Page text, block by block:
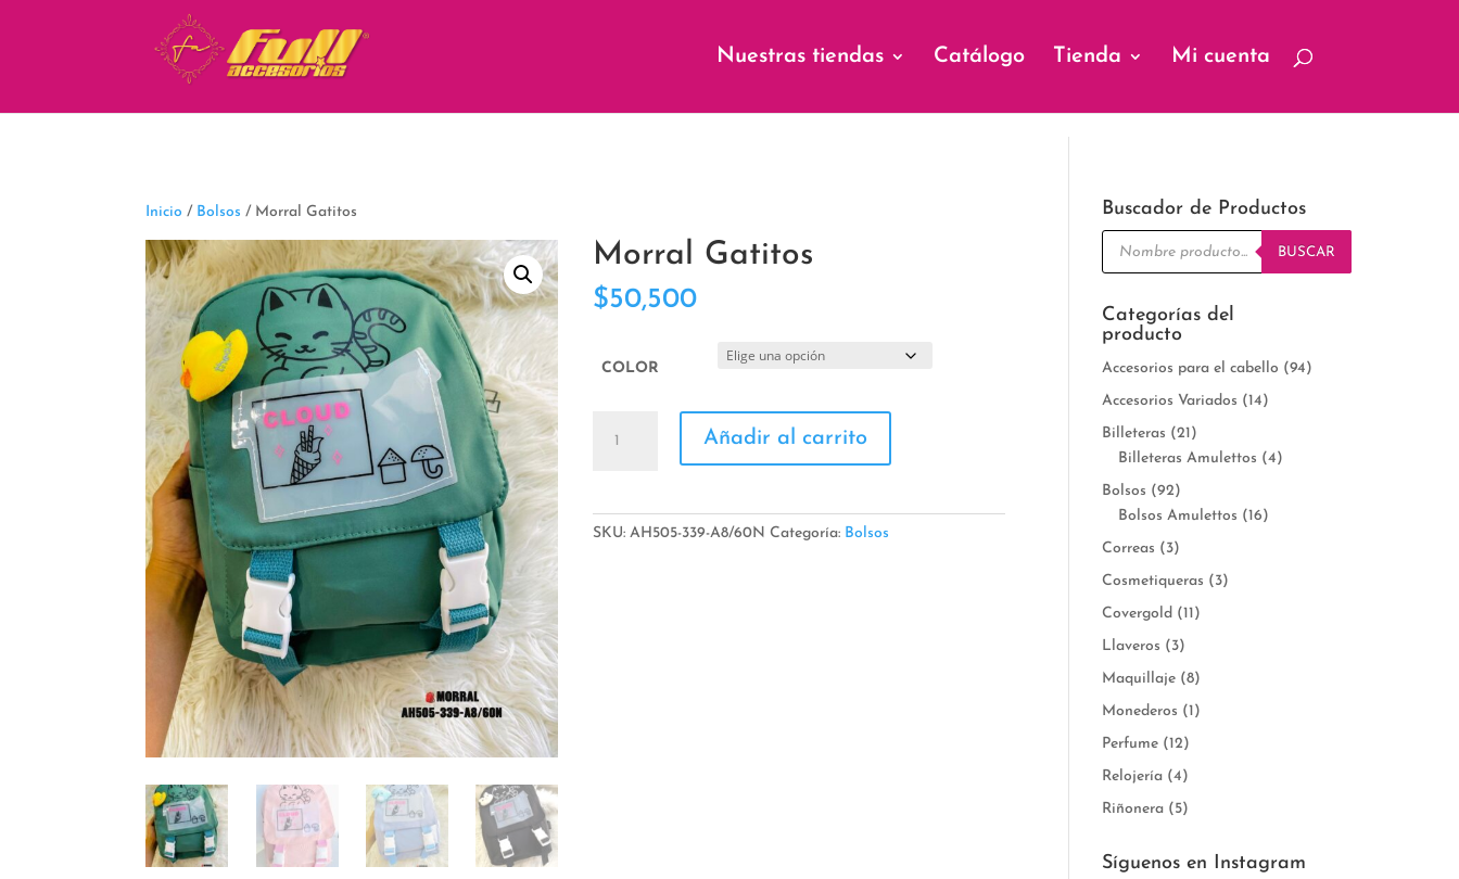
Nuestras tiendas Catálogo Tienda Mi cuenta
Inicio / Bolsos / Morral Gatitos
Morral Gatitos
$50,500
COLOR
Gatitos
Añadir al carrito
SKU:AH505-339-A8/60N Categoría: Bolsos
Buscador de Productos
Búsqueda
productos
BUSCAR
Categorías del
producto
Accesorios para el cabello (94)
Accesorios Variados (14)
Billeteras (21)
Billeteras Amulettos (4)
Bolsos (92)
Bolsos Amulettos (16)
Correas (3)
Cosmetiqueras (3)
Covergold (11)
Llaveros (3)
Maquillaje (8)
Monederos (1)
Perfume (12)
Relojería (4)
Riñonera (5)
Síguenos en Instagram